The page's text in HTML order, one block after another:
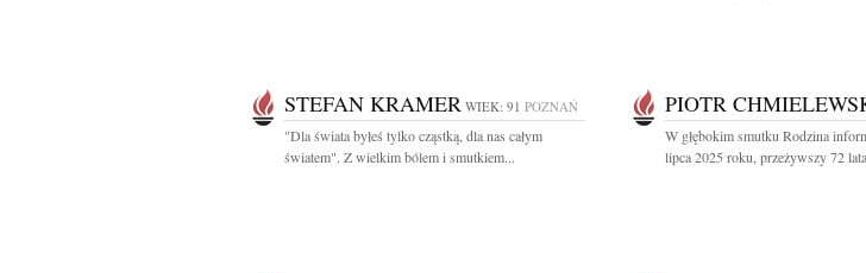
STEFAN KRAMER WIEK: 91 POZNAŃ
"Dla świata byłeś tylko cząstką, dla nas całym
światem". Z wielkim bólem i smutkiem...
PIOTR
W głębokim smutku Rodzina
lipca 2025 roku, przeżywszy 72